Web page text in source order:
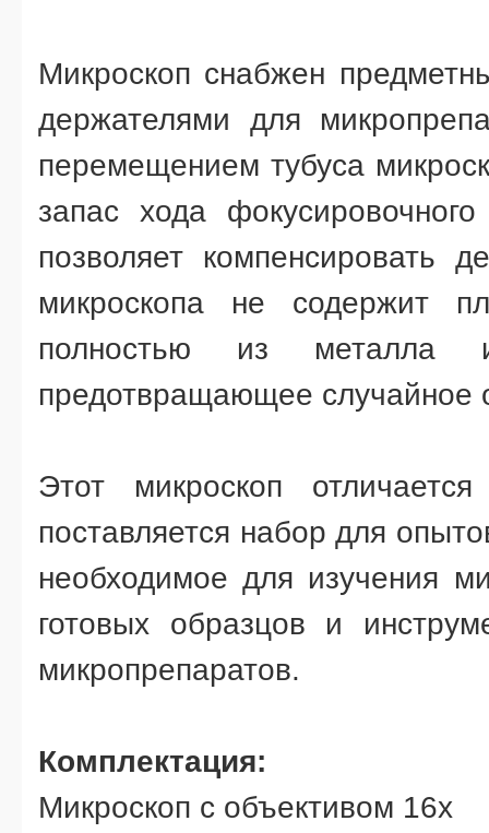
Микроскоп снабжен
держателями для
перемещением тубуса
запас хода
позволяет компенсировать
микроскопа не содержит
полностью из металла
предотвращающее случайное
Этот микроскоп
поставляется набор для
необходимое для изучения
готовых образцов и
микропрепаратов.
Комплектация:
Микроскоп с объективом 16х